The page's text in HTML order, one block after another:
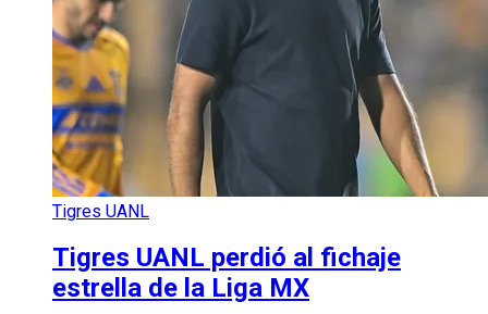
Tigres UANL
Tigres UANL perdió al fichaje
estrella de la Liga MX